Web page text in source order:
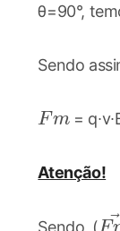
θ=90°,
Sendo
Fm
Fm=
Atenção!
Sendo (